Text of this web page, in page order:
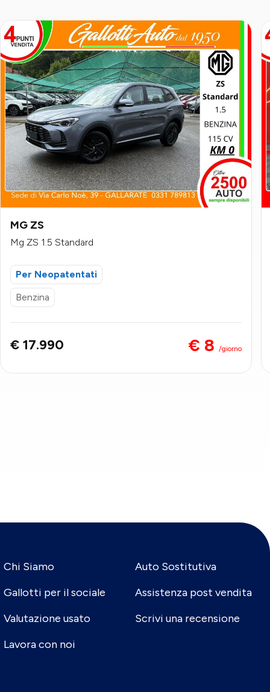
MG ZS
Mg ZS 1.5 Standard
Per Neopatentati
Benzina
€ 17.990 € 8 /giorno
Chi Siamo
Gallotti per il sociale
Valutazione usato
Lavora con noi
Auto Sostitutiva
Assistenza post vendita
Scrivi una recensione